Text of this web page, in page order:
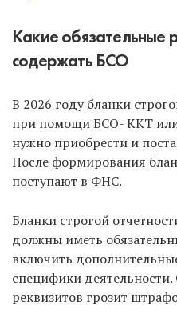
Какие обязательные
содержать БСО
В 2026 году бланки
при помощи БСО- ККТ
нужно приобрести и
После формирования
поступают в ФНС.
Бланки строгой
должны иметь
включить
специфики деятельности.
реквизитов грозит